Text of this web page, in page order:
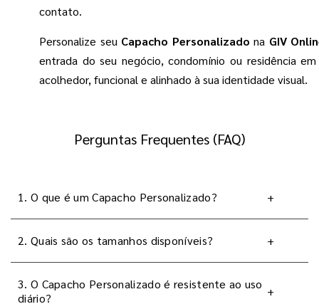
contato.
Personalize seu Capacho Personalizado na GIV
entrada do seu negócio, condomínio ou residência
acolhedor, funcional e alinhado à sua identidade visual.
Perguntas Frequentes (FAQ)
1. O que é um Capacho Personalizado? +
2. Quais são os tamanhos disponíveis? +
3. O Capacho Personalizado é resistente ao uso
diário?
+